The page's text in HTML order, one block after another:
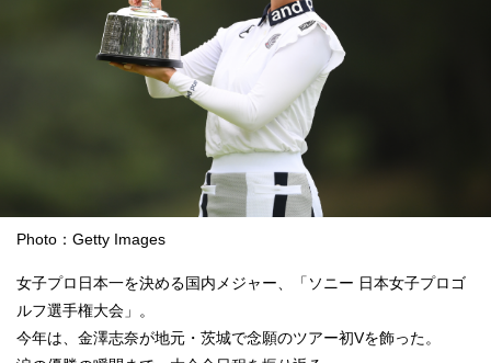
Photo：Getty Images
女子プロ日本一を決める国内メジャー、「ソニー 日本女子プロゴ
ルフ選手権大会」。
今年は、金澤志奈が地元・茨城で念願のツアー初Vを飾った。